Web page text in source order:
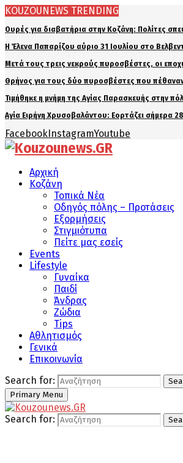
KOUZOUNEWS TRENDING
Ουρές για διαβατήρια στην Κοζάνη: Πολίτες
Η Έλενα Παπαρίζου αύριο 31 Ιουλίου στο
Μετά τους τρεις νεκρούς πυροσβέστες, οι
Θρήνος για τους δύο πυροσβέστες που
Τιμήθηκε η μνήμη της Αγίας Παρασκευής στην
Αγία Ειρήνη Χρυσοβαλάντου: Εορτάζει σήμερα
FacebookInstagramYoutube
Αρχική
Κοζάνη
Τοπικά Νέα
Οδηγός πόλης – Προτάσεις
Εξορμήσεις
Στιγμιότυπα
Πείτε μας εσείς
Events
Lifestyle
Γυναίκα
Παιδί
Άνδρας
Ζώδια
Tips
Αθλητισμός
Γενικά
Επικοινωνία
Search for:
Primary Menu
Search for: